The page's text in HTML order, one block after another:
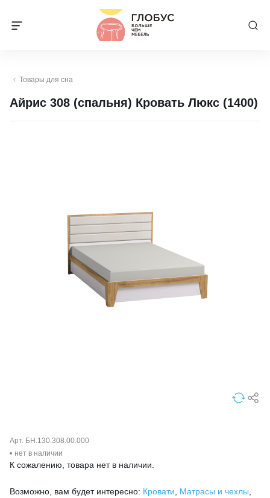
Товары для сна
Айрис 308 (спальня) Кровать Люкс (1400)
Арт. БН.130.308.00.000
нет в наличии
К сожалению, товара нет в наличии.
Возможно, вам будет интересно: Кровати Матрасы и чехлы